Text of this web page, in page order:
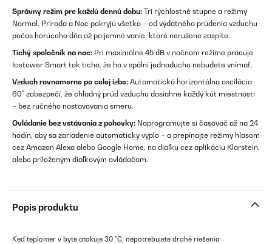
Správny režim pre každú dennú dobu: Tri rýchlostné stupne a režimy
Normal, Príroda a Noc pokryjú všetko – od výdatného prúdenia vzduchu
počas horúceho dňa až po jemné vanie, ktoré nerušene zaspíte.
Tichý spoločník na noc: Pri maximálne 45 dB v nočnom režime pracuje
Icetower Smart tak ticho, že ho v spálni jednoducho nebudete vnímať.
Vzduch rovnomerne po celej izbe: Automatická horizontálna oscilácia
60° zabezpečí, že chladný prúd vzduchu dosiahne každý kút miestnosti
– bez ručného nastavovania smeru.
Ovládanie bez vstávania z pohovky: Naprogramujte si časovač až na 24
hodín, aby sa zariadenie automaticky vyplo – a prepínajte režimy hlasom
cez Amazon Alexa alebo Google Home, na diaľku cez aplikáciu Klarstein,
alebo priloženým diaľkovým ovládačom.
Popis produktu
Keď teplomer v byte atakuje 30 °C, nepotrebujete drahé riešenia –